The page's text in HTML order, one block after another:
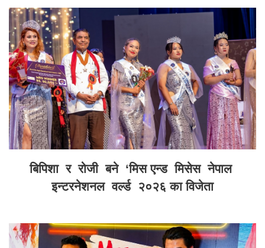
बिपिशा र रोजी बने ‘मिस एन्ड मिसेस नेपाल
इन्टरनेशनल वर्ल्ड २०२६ का विजेता